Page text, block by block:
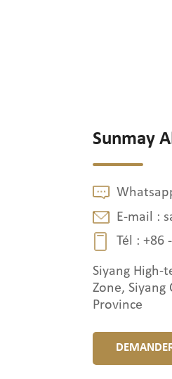
Sunmay
E-mail :
Tél : +86
Siyang High-
Zone, Siyang
Province